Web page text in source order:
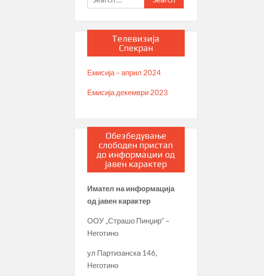
for:
Телевизија
Спекран
Емисија – април 2024
Емисија декември 2023
Обезбедување
слободен пристап
до информации од
јавен карактер
Имател на информација
од јавен карактер
ООУ „Страшо Пинџир“ –
Неготино
ул Партизанска 146,
Неготино